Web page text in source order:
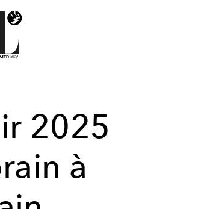
2025
à